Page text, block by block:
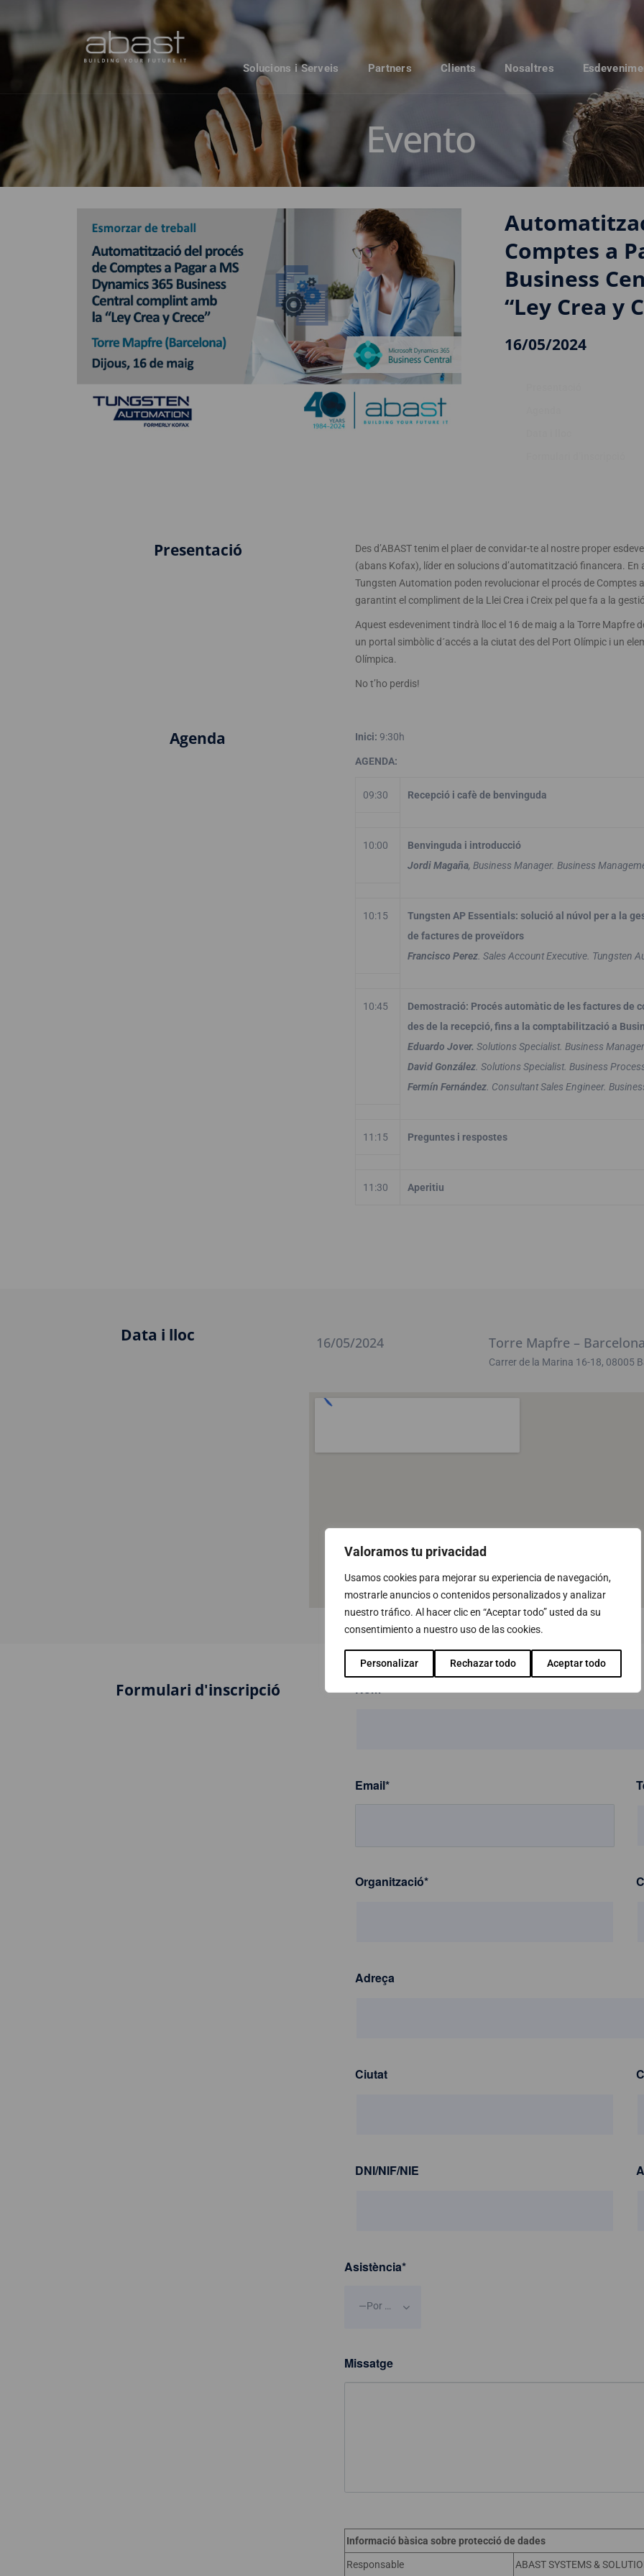
Valoramos tu privacidad
Usamos cookies para mejorar su experiencia de navegación,
mostrarle anuncios o contenidos personalizados y analizar
nuestro tráfico. Al hacer clic en “Aceptar todo” usted da su
consentimiento a nuestro uso de las cookies.
Personalizar Rechazar todo Aceptar todo
Solucions i Serveis Partners Clients Nosaltres
Evento
Comptes a
Business
“Ley Crea y
16/05/2024
Presentació
Des d’ABAST tenim el plaer de convidar-te al nostre proper
(abans Kofax), líder en solucions d’automatització financera.
Tungsten Automation poden revolucionar el procés de Comptes
garantint el compliment de la Llei Crea i Creix pel que fa a la
Aquest esdeveniment tindrà lloc el 16 de maig a la Torre Mapfre
un portal simbòlic d´accés a la ciutat des del Port Olímpic i un
Olímpica.
No t’ho perdis!
Agenda Inici: 9:30h
AGENDA:
09:30 Recepció i cafè de benvinguda
10:00
Benvinguda i introducció
Jordi Magaña, Business Manager. Business
10:15
Tungsten AP Essentials: solució al núvol per a la
de factures de proveïdors
Francisco Perez. Sales Account Executive. Tungsten
10:45
Demostració: Procés automàtic de les factures de
des de la recepció, fins a la comptabilització a
Eduardo Jover. Solutions Specialist. Business
David González. Solutions Specialist. Business
Fermín Fernández. Consultant Sales Engineer.
11:15 Preguntes i respostes
11:30 Aperitiu
Data i lloc 16/05/2024 Torre Mapfre – Barcelona
Carrer de la Marina 16-18, 08005
Formulari d'inscripció Nom*
Email*
Organització*
Adreça
Ciutat
DNI/NIF/NIE
Asistència*
—Por favor, elige una opción—
Missatge
Informació bàsica sobre protecció de dades
Responsable ABAST SYSTEMS &